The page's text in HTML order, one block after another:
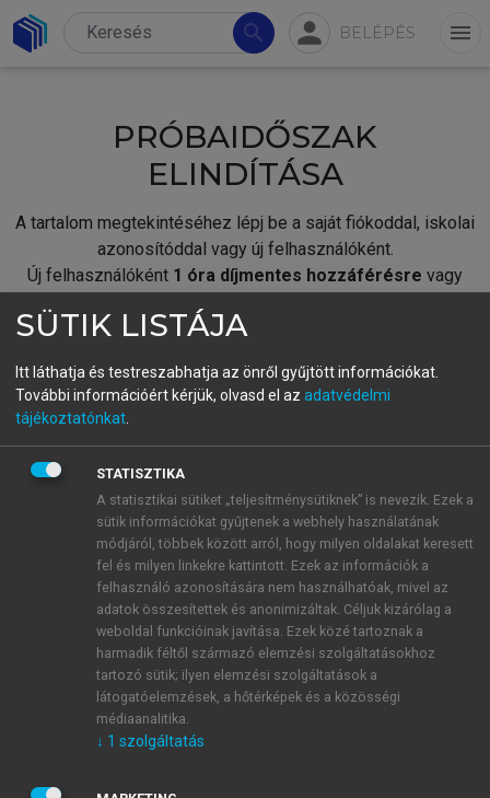
search person BELÉPÉS menu
PRÓBAIDŐSZAK
ELINDÍTÁSA
A tartalom megtekintéséhez lépj be a saját fiókoddal, iskolai
azonosítóddal vagy új felhasználóként.
Új felhasználóként 1 óra díjmentes hozzáférésre vagy
fiókoddal,vagy hozz létre új fiókot.
A regisztráció után apróbaidőszakautomatikusan
BELÉPÉS SAJÁT FIÓKKAL
ÚJ FIÓK LÉTREHOZÁSA
1 óra díjmentes hozzáférés
E-MAIL-CÍM
JELSZÓ
SÜTIK LISTÁJA
Itt láthatja és testreszabhatja az önről gyűjtött információkat.
További információért kérjük, olvasd el az adatvédelmi
tájékoztatónkat
STATISZTIKA
A statisztikai sütiket „teljesítménysütiknek” is nevezik. Ezek a
sütik információkat gyűjtenek a webhely használatának
módjáról, többek között arról, hogy milyen oldalakat keresett
fel és milyen linkekre kattintott. Ezek az információk a
felhasználó azonosítására nem használhatóak, mivel az
adatok összesítettek és anonimizáltak. Céljuk kizárólag a
weboldal funkcióinak javítása. Ezek közé tartoznak a
harmadik féltől származó elemzési szolgáltatásokhoz
tartozó sütik; ilyen elemzési szolgáltatások a
látogatóelemzések, a hőtérképek és a közösségi
médiaanalitika.
↓ 1 szolgáltatás